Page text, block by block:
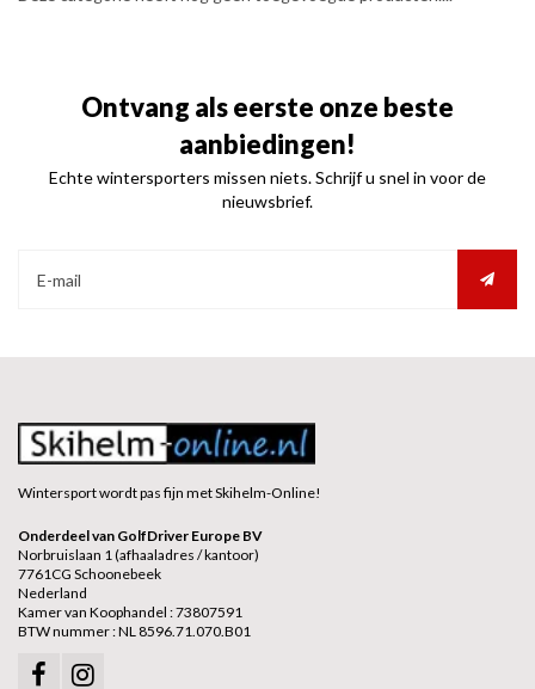
Ontvang als eerste onze beste
aanbiedingen!
Echte wintersporters missen niets. Schrijf u snel in voor de
nieuwsbrief.
Wintersport wordt pas fijn met Skihelm-Online!
Onderdeel van GolfDriver Europe BV
Norbruislaan 1 (afhaaladres / kantoor)
7761CG Schoonebeek
Nederland
Kamer van Koophandel : 73807591
BTW nummer : NL 8596.71.070.B01